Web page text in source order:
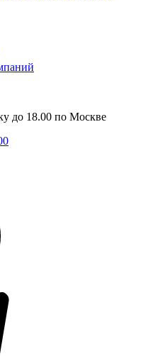
до 18.00 по Москве